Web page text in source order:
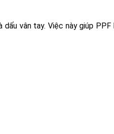
dấu vân tay. Việc này giúp